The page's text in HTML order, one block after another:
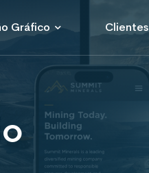
Gráfico Clientes